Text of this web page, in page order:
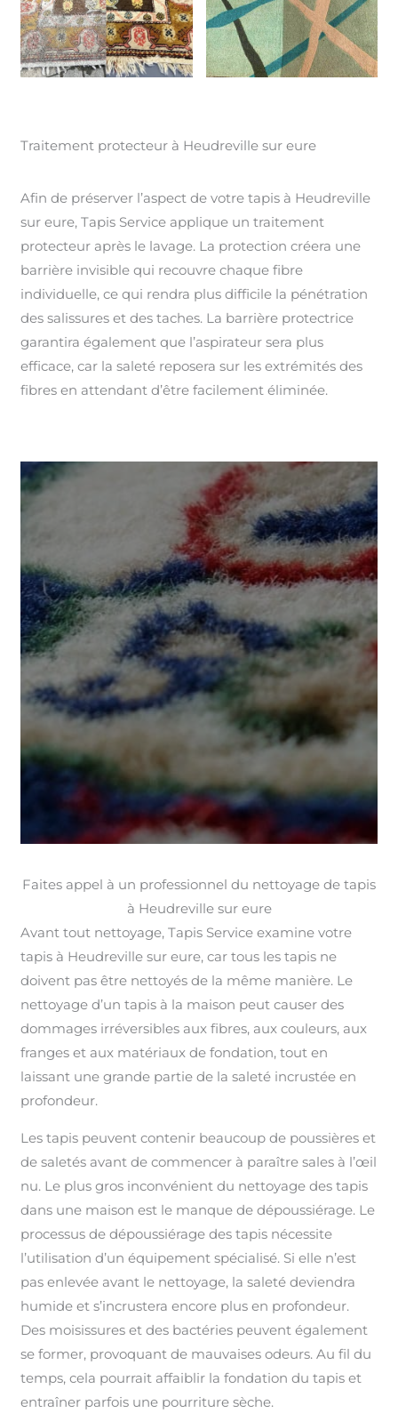
Traitement protecteur à Heudreville sur eure
Afin de préserver l’aspect de votre tapis à Heudreville
sur eure, Tapis Service applique un traitement
protecteur après le lavage. La protection créera une
barrière invisible qui recouvre chaque fibre
individuelle, ce qui rendra plus difficile la pénétration
des salissures et des taches. La barrière protectrice
garantira également que l’aspirateur sera plus
efficace, car la saleté reposera sur les extrémités des
fibres en attendant d’être facilement éliminée.
Faites appel à un professionnel du nettoyage de tapis
à Heudreville sur eure
Avant tout nettoyage, Tapis Service examine votre
tapis à Heudreville sur eure, car tous les tapis ne
doivent pas être nettoyés de la même manière. Le
nettoyage d’un tapis à la maison peut causer des
dommages irréversibles aux fibres, aux couleurs, aux
franges et aux matériaux de fondation, tout en
laissant une grande partie de la saleté incrustée en
profondeur.
Les tapis peuvent contenir beaucoup de poussières et
de saletés avant de commencer à paraître sales à l’œil
nu. Le plus gros inconvénient du nettoyage des tapis
dans une maison est le manque de dépoussiérage. Le
processus de dépoussiérage des tapis nécessite
l’utilisation d’un équipement spécialisé. Si elle n’est
pas enlevée avant le nettoyage, la saleté deviendra
humide et s’incrustera encore plus en profondeur.
Des moisissures et des bactéries peuvent également
se former, provoquant de mauvaises odeurs. Au fil du
temps, cela pourrait affaiblir la fondation du tapis et
entraîner parfois une pourriture sèche.